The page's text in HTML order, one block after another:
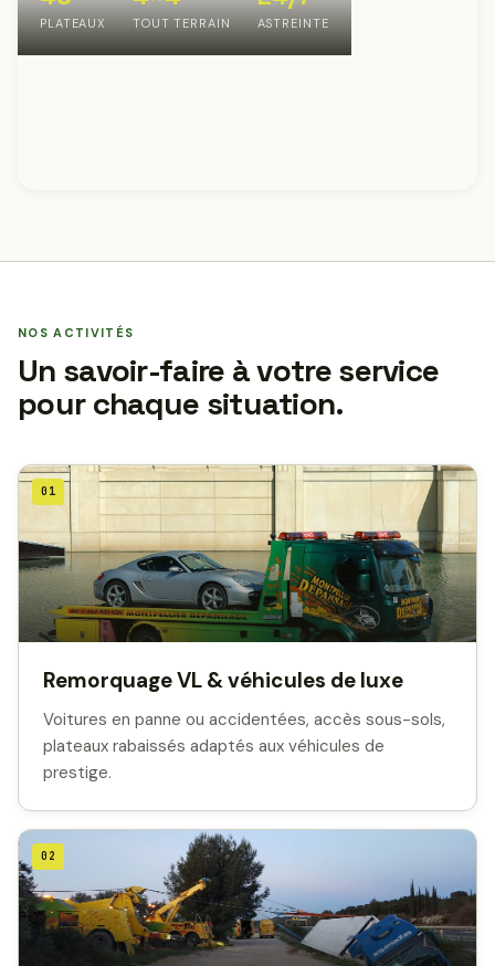
PLATEAUX TOUT TERRAIN ASTREINTE
NOS ACTIVITÉS
Un savoir-faire à votre service
pour chaque situation.
01
Remorquage VL & véhicules de luxe
Voitures en panne ou accidentées, accès sous-sols,
plateaux rabaissés adaptés aux véhicules de
prestige.
02